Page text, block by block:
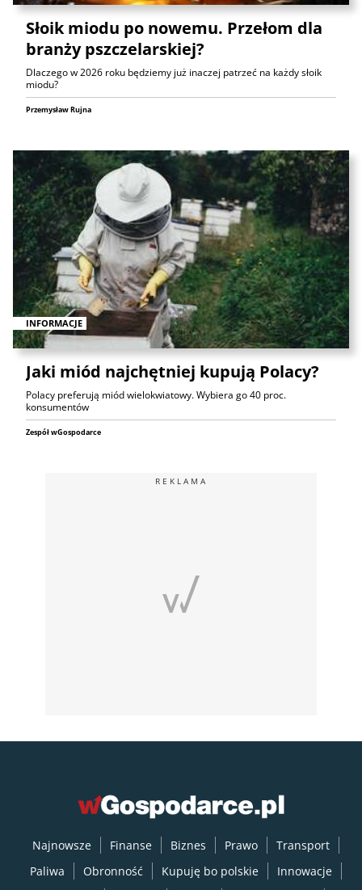
Słoik miodu po nowemu. Przełom dla
branży pszczelarskiej?
Dlaczego w 2026 roku będziemy już inaczej patrzeć na każdy słoik
miodu?
Przemysław Rujna
INFORMACJE
Jaki miód najchętniej kupują Polacy?
Polacy preferują miód wielokwiatowy. Wybiera go 40 proc.
konsumentów
Zespół wGospodarce
REKLAMA
Najnowsze Finanse Biznes Prawo
Transport
Paliwa
Obronność Kupuję bo polskie
Innowacje